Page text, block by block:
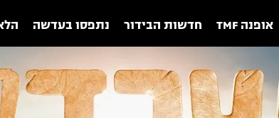
אופנה TMF חדשות הבידור נתפסו בעדשה